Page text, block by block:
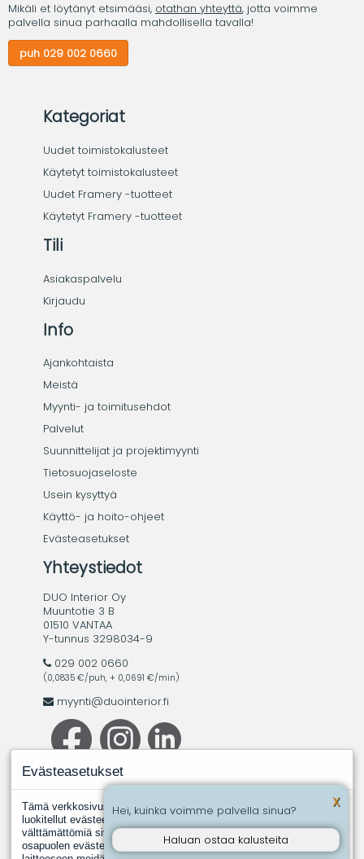
Mikäli et löytänyt etsimääsi, otathan yhteyttä, jotta voimme
palvella sinua parhaalla mahdollisella tavalla!
puh 029 002 0660
Kategoriat
Uudet toimistokalusteet
Käytetyt toimistokalusteet
Uudet Framery -tuotteet
Käytetyt Framery -tuotteet
Tili
Asiakaspalvelu
Kirjaudu
Info
Ajankohtaista
Meistä
Myynti- ja toimitusehdot
Palvelut
Suunnittelijat ja projektimyynti
Tietosuojaseloste
Usein kysyttyä
Käyttö- ja hoito-ohjeet
Evästeasetukset
Yhteystiedot
DUO Interior Oy
Muuntotie 3 B
01510 VANTAA
Y-tunnus 3298034-9
029 002 0660
(0,0835 €/puh, + 0,0691 €/min)
myynti@duointerior.fi
X
Hei, kuinka voimme palvella sinua?
Haluan ostaa kalusteita
Evästeasetukset
Tämä verkkosivusto käyttää evästeitä. Evästeistä välttämättömiksi
luokitellut evästeet tallennetaan selaimeesi, koska ne ovat
välttämättömiä sivuston perustoimintoja varten. Muut, kolmannen
osapuolen evästeet ovat evästeitä, joita joku toinen taho asentaa